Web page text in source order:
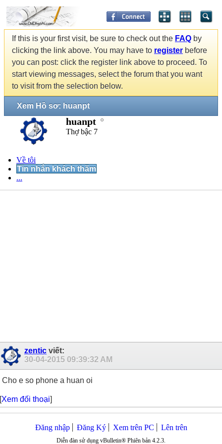
If this is your first visit, be sure to check out the FAQ by
clicking the link above. You may have to register before
you can post: click the register link above to proceed. To
start viewing messages, select the forum that you want
to visit from the selection below.
Xem Hồ sơ: huanpt
huanpt
Thợ bậc 7
Về tôi
Tin nhắn khách thăm
...
zentic viết:
30-04-2015 09:39:32 AM
Cho e so phone a huan oi
[Xem đối thoại]
Đăng nhập Đăng Ký Xem trên PC Lên trên
Diễn đàn sử dụng vBulletin® Phiên bản 4.2.3.